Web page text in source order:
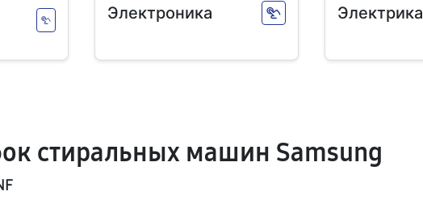
Электроника Электрика
стиральных машин Samsung